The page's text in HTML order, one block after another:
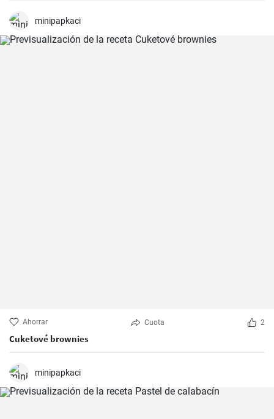
minipapkaci
Ahorrar Cuota 2
Cuketové brownies
minipapkaci